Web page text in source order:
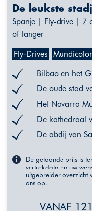
De leukste
Spanje | Fly-drive | 7
of langer
Fly-Drives Mundicolor
Bilbao en het
De oude stad
Het Navarra
De kathedraal
De abdij van
De getoonde prijs is
vertrekdata en uw
uitgebreider overzicht
ons op.
VANAF